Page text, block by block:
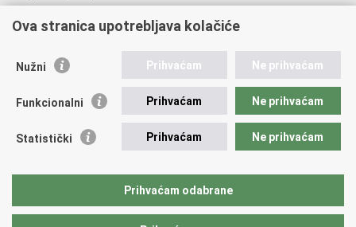
Važne poveznice
EMN Nacionalna kontaktna točka za Republiku Hrvatsku
Policijska akademija
Zaklada policijske solidarnosti
Udruge
Ova stranica upotrebljava kolačiće
Nužni Prihvaćam Ne prihvaćam
Funkcionalni Prihvaćam Ne prihvaćam
Statistički Prihvaćam Ne prihvaćam
Prihvaćam odabrane